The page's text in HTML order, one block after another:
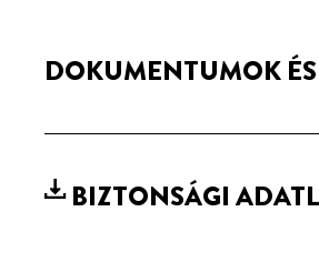
DOKUMENTUMOK
BIZTONSÁGI